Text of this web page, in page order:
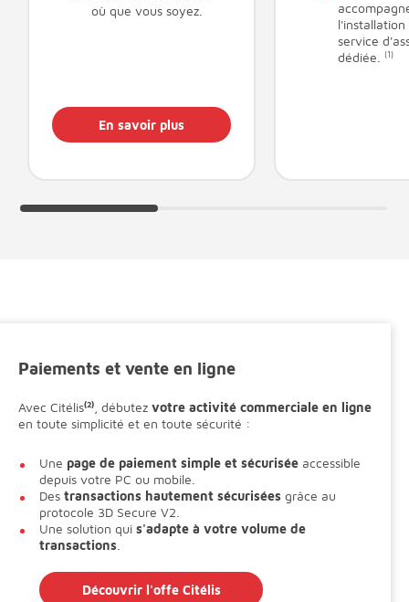
où que vous soyez.
En savoir plus
service
dédiée.
(1)
Paiements et vente en ligne
Avec Citélis(2) , débutez votre activité commerciale en ligne
en toute simplicité et en toute sécurité :
Une page de paiement simple et sécurisée accessible
depuis votre PC ou mobile.
Des transactions hautement sécurisées grâce au
protocole 3D Secure V2.
Une solution qui s'adapte à votre volume de
transactions
Découvrir l'offe Citélis